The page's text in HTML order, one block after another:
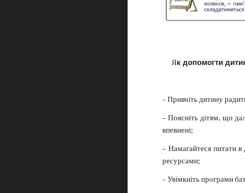
Як допомогти
– Привчіть дитину
– Поясніть дітям, що
впевнені;
– Намагайтеся питати
ресурсами;
– Увімкніть програми